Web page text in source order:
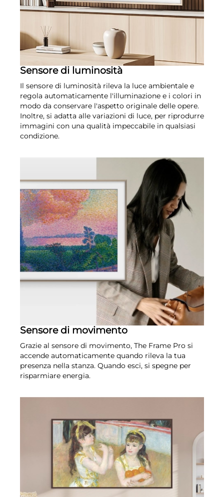
Sensore di luminosità
Il sensore di luminosità rileva la luce ambientale e
regola automaticamente l'illuminazione e i colori in
modo da conservare l'aspetto originale delle opere.
Inoltre, si adatta alle variazioni di luce, per riprodurre
immagini con una qualità impeccabile in qualsiasi
condizione.
Sensore di movimento
Grazie al sensore di movimento, The Frame Pro si
accende automaticamente quando rileva la tua
presenza nella stanza. Quando esci, si spegne per
risparmiare energia.